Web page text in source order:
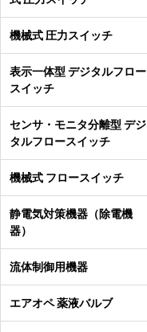
機械式 圧力スイッチ
表示一体型 デジタルフロー
スイッチ
センサ・モニタ分離型 デジ
タルフロースイッチ
機械式 フロースイッチ
静電気対策機器（除電機
器）
流体制御用機器
エアオペ 薬液バルブ